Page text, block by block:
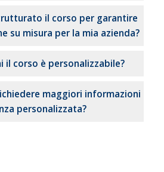
il corso per garantire
su misura per la mia azienda?
il corso è personalizzabile?
maggiori informazioni
personalizzata?